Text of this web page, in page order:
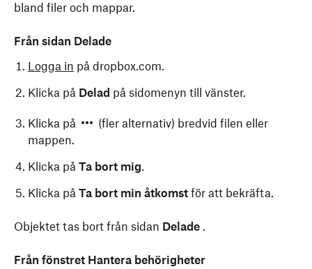
bland filer och mappar.
Från sidan Delade
Logga in på dropbox.com.
Klicka på Delad på sidomenyn till vänster.
Klicka på
(fler alternativ) bredvid filen eller
mappen.
Klicka på Ta bort mig.
Klicka på Ta bort min åtkomst för att bekräfta.
Objektet tas bort från sidan Delade .
Från fönstret Hantera behörigheter